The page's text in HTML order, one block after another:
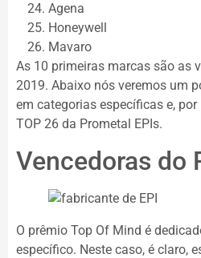
Agena
Honeywell
Mavaro
As 10 primeiras marcas são as
2019. Abaixo nós veremos um
em categorias específicas e,
TOP 26 da Prometal EPIs.
Vencedoras do
O prêmio Top Of Mind é
específico. Neste caso, é claro,